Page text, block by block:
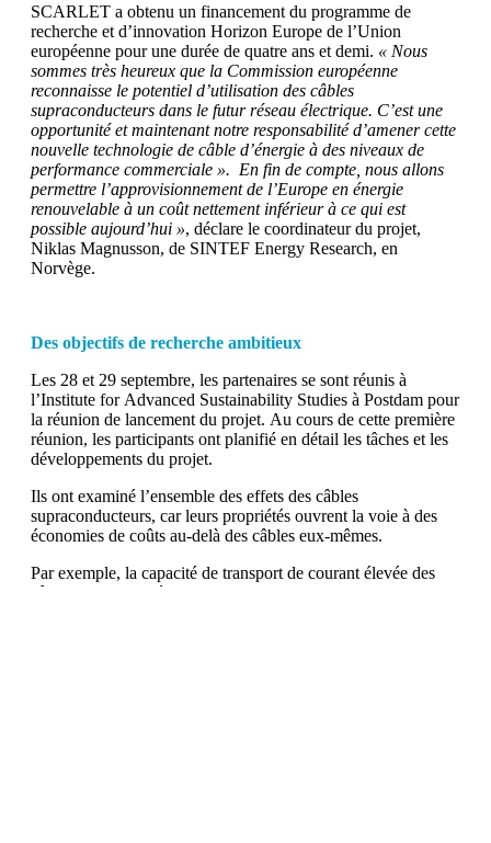
SCARLET a obtenu un financement du programme de
recherche et d’innovation Horizon Europe de l’Union
européenne pour une durée de quatre ans et demi. « Nous
sommes très heureux que la Commission européenne
reconnaisse le potentiel d’utilisation des câbles
supraconducteurs dans le futur réseau électrique. C’est une
opportunité et maintenant notre responsabilité d’amener cette
nouvelle technologie de câble d’énergie à des niveaux de
performance commerciale ». En fin de compte, nous allons
permettre l’approvisionnement de l’Europe en énergie
renouvelable à un coût nettement inférieur à ce qui est
possible aujourd’hui », déclare le coordinateur du projet,
Niklas Magnusson, de SINTEF Energy Research, en
Norvège.
Des objectifs de recherche ambitieux
Les 28 et 29 septembre, les partenaires se sont réunis à
l’Institute for Advanced Sustainability Studies à Postdam pour
la réunion de lancement du projet. Au cours de cette première
réunion, les participants ont planifié en détail les tâches et les
développements du projet.
Ils ont examiné l’ensemble des effets des câbles
supraconducteurs, car leurs propriétés ouvrent la voie à des
économies de coûts au-delà des câbles eux-mêmes.
Par exemple, la capacité de transport de courant élevée des
câbles permet de réduire le niveau de tension, ce qui se traduit